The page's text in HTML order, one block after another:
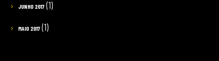
JUNHO 2017(1)
MAIO 2017(1)